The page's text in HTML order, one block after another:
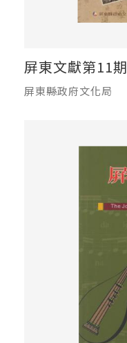
屏東文獻第11期
屏東縣政府文化局